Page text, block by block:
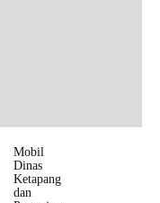
Mobil
Dinas
Ketapang
dan